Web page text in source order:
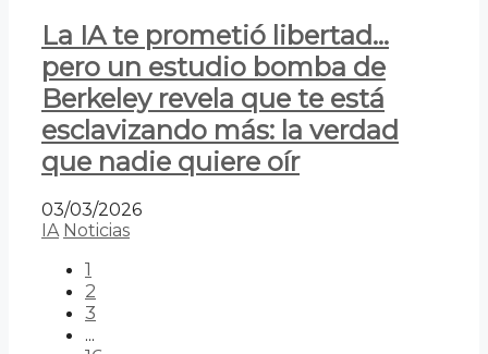
La IA te prometió libertad…
pero un estudio bomba de
Berkeley revela que te está
esclavizando más: la verdad
que nadie quiere oír
03/03/2026
IA Noticias
1
2
3
...